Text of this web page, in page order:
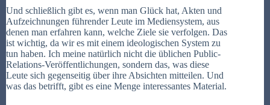
Und schließlich gibt es, wenn man Glück hat, Akten und
Aufzeichnungen führender Leute im Mediensystem, aus
denen man erfahren kann, welche Ziele sie verfolgen. Das
ist wichtig, da wir es mit einem ideologischen System zu
tun haben. Ich meine natürlich nicht die üblichen Public-
Relations-Veröffentlichungen, sondern das, was diese
Leute sich gegenseitig über ihre Absichten mitteilen. Und
was das betrifft, gibt es eine Menge interessantes Material.